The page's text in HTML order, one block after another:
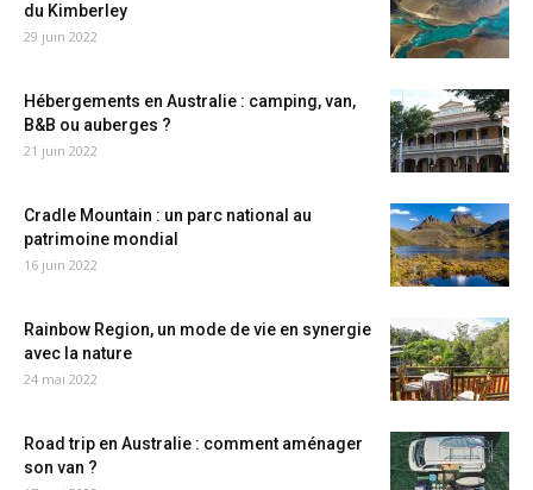
du Kimberley
29 juin 2022
Hébergements en Australie : camping, van,
B&B ou auberges ?
21 juin 2022
Cradle Mountain : un parc national au
patrimoine mondial
16 juin 2022
Rainbow Region, un mode de vie en synergie
avec la nature
24 mai 2022
Road trip en Australie : comment aménager
son van ?